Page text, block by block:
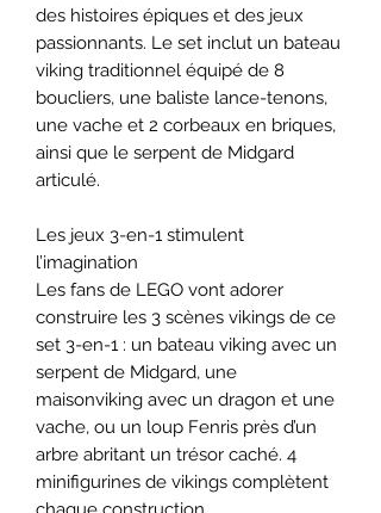
des histoires épiques et des jeux
passionnants. Le set inclut un bateau
viking traditionnel équipé de 8
boucliers, une baliste lance-tenons,
une vache et 2 corbeaux en briques,
ainsi que le serpent de Midgard
articulé.
Les jeux 3-en-1 stimulent
l’imagination
Les fans de LEGO vont adorer
construire les 3 scènes vikings de ce
set 3-en-1 : un bateau viking avec un
serpent de Midgard, une
maisonviking avec un dragon et une
vache, ou un loup Fenris près d’un
arbre abritant un trésor caché. 4
minifigurines de vikings complètent